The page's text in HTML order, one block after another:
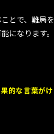
とで、難局
になります。
的な言葉が